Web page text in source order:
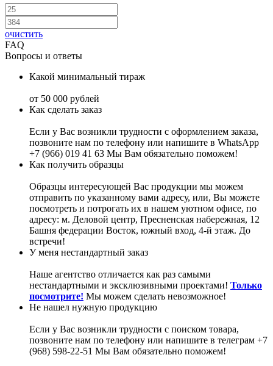
очистить
FAQ
Вопросы и ответы
Какой минимальный тираж
от 50 000 рублей
Как сделать заказ
Если у Вас возникли трудности с оформлением заказа,
позвоните нам по телефону или напишите в WhatsApp
+7 (966) 019 41 63 Мы Вам обязательно поможем!
Как получить образцы
Образцы интересующей Вас продукции мы можем
отправить по указанному вами адресу, или, Вы можете
посмотреть и потрогать их в нашем уютном офисе, по
адресу: м. Деловой центр, Пресненская набережная, 12
Башня федерации Восток, южный вход, 4-й этаж. До
встречи!
У меня нестандартный заказ
Наше агентство отличается как раз самыми
нестандартными и эксклюзивными проектами! Только
посмотрите! Мы можем сделать невозможное!
Не нашел нужную продукцию
Если у Вас возникли трудности с поиском товара,
позвоните нам по телефону или напишите в телеграм +7
(968) 598-22-51 Мы Вам обязательно поможем!